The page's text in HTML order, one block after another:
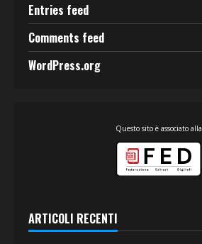
Entries feed
Comments feed
WordPress.org
Questo sito è associato alla
ARTICOLI RECENTI